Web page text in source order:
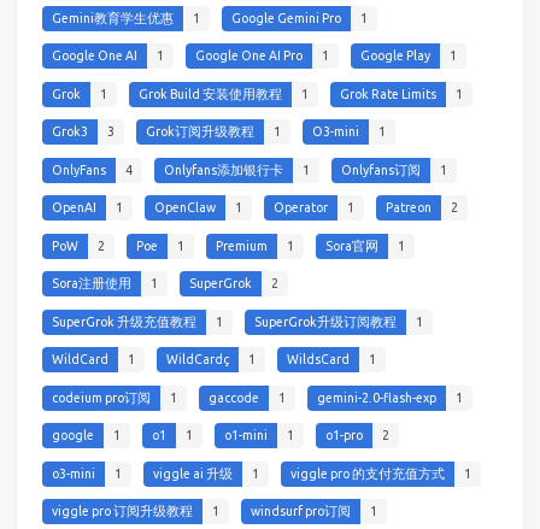
Gemini教育学生优惠 1 Google Gemini Pro 1
Google One AI 1 Google One AI Pro 1 Google Play 1
Grok 1 Grok Build 安装使用教程 1 Grok Rate Limits 1
Grok3 3 Grok订阅升级教程 1 O3-mini 1
OnlyFans 4 Onlyfans添加银行卡 1 Onlyfans订阅 1
OpenAI 1 OpenClaw 1 Operator 1 Patreon 2
PoW 2 Poe 1 Premium 1 Sora官网 1
Sora注册使用 1 SuperGrok 2
SuperGrok 升级充值教程 1 SuperGrok升级订阅教程 1
WildCard 1 WildCardç 1 WildsCard 1
codeium pro订阅 1 gaccode 1 gemini-2.0-flash-exp 1
google 1 o1 1 o1-mini 1 o1-pro 2
o3-mini 1 viggle ai 升级 1 viggle pro 的支付充值方式 1
viggle pro 订阅升级教程 1 windsurf pro订阅 1